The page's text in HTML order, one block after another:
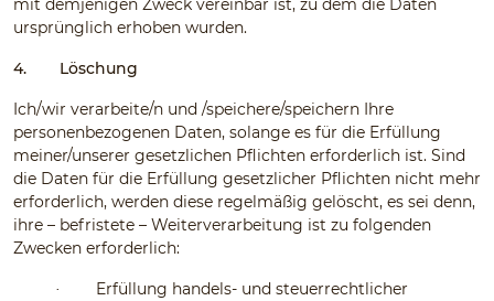
mit demjenigen Zweck vereinbar ist, zu dem die Daten
ursprünglich erhoben wurden.
4. Löschung
Ich/wir verarbeite/n und /speichere/speichern Ihre
personenbezogenen Daten, solange es für die Erfüllung
meiner/unserer gesetzlichen Pflichten erforderlich ist. Sind
die Daten für die Erfüllung gesetzlicher Pflichten nicht mehr
erforderlich, werden diese regelmäßig gelöscht, es sei denn,
ihre – befristete – Weiterverarbeitung ist zu folgenden
Zwecken erforderlich:
·
Erfüllung handels- und steuerrechtlicher